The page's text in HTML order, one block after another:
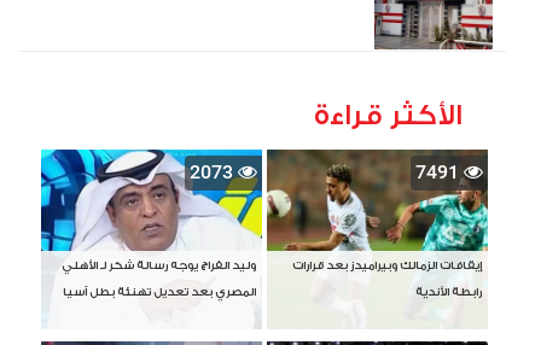
الأكثر قراءة
7491
إيقافات الزمالك وبيراميدز بعد قرارات
رابطة الأندية
2073
وليد الفراج يوجه رسالة شكر لـ الأهلي
المصري بعد تعديل تهنئة بطل آسيا